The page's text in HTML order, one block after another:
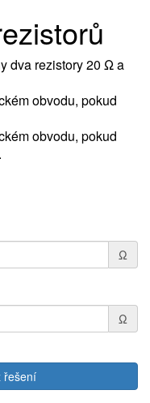
dva rezistory 20 Ω a
obvodu, pokud
obvodu, pokud
Ω
Ω
řešení